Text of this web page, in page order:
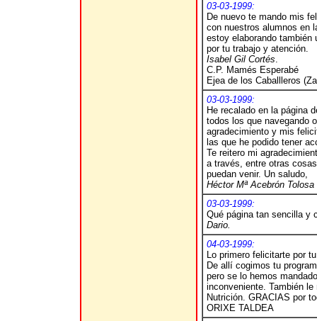
03-03-1999:
De nuevo te mando mis
con nuestros alumnos en
estoy elaborando
por tu trabajo y atención.
Isabel Gil Cortés.
C.P. Mamés Esperabé
Ejea de los Caballleros
03-03-1999:
He recalado en la página
todos los que navegando
agradecimiento y mis
las que he podido tener
Te reitero mi
a través, entre otras
puedan venir. Un saludo,
Héctor Mª Acebrón Tolosa
03-03-1999:
Qué página tan sencilla y
Dario.
04-03-1999:
Lo primero felicitarte por
De allí cogimos tu
pero se lo hemos
inconveniente. También
Nutrición. GRACIAS por
ORIXE TALDEA